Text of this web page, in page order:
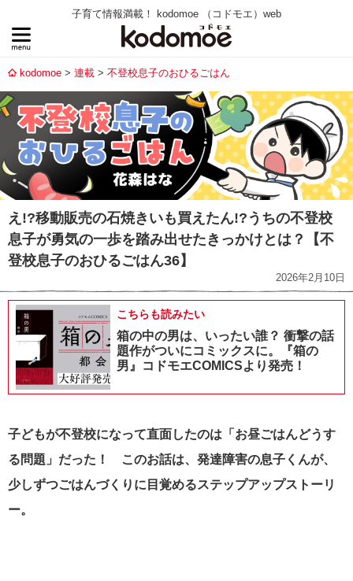
子育て情報満載！ kodomoe （コドモエ）web
kodomoe 連載 不登校息子のおひるごはん
え!?移動販売の石焼きいも買えたん!?うちの不登校
息子が勇気の一歩を踏み出せたきっかけとは？【不
登校息子のおひるごはん36】
2026年2月10日
こちらも読みたい
箱の中の男は、いったい誰？ 衝撃の話
題作がついにコミックスに。『箱の
男』コドモエCOMICSより発売！
子どもが不登校になって直面したのは「お昼ごはんどうす
る問題」だった！ このお話は、発達障害の息子くんが、
少しずつごはんづくりに目覚めるステップアップストーリ
ー。